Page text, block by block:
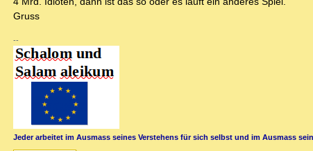
Gruss
--
Jeder arbeitet im Ausmass seines Verstehens für sich selbst und im Ausmass